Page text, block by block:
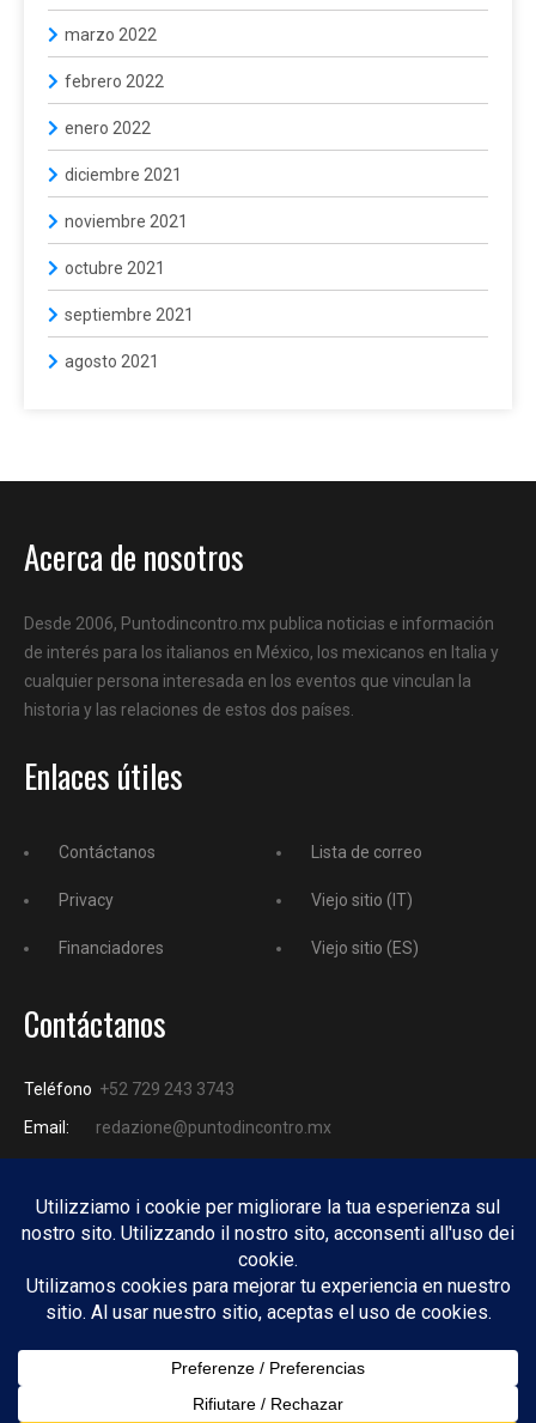
marzo 2022
febrero 2022
enero 2022
diciembre 2021
noviembre 2021
octubre 2021
septiembre 2021
agosto 2021
Acerca de nosotros
Desde 2006, Puntodincontro.mx publica noticias e información
de interés para los italianos en México, los mexicanos en Italia y
cualquier persona interesada en los eventos que vinculan la
historia y las relaciones de estos dos países.
Enlaces útiles
Contáctanos
Privacy
Financiadores
Lista de correo
Viejo sitio (IT)
Viejo sitio (ES)
Contáctanos
Teléfono +52 729 243 3743
Email:
redazione@puntodincontro.mx
PUNTODINCONTRO